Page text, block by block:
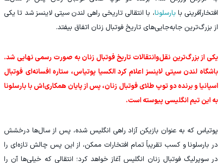
افتخارآفرینی با بارسلونا، با انتقالی تاریخی راهی لندن سیتی لاینسز شد تا یکی
از بزرگ‌ترین جابه‌جایی‌های تاریخ فوتبال زنان اتفاق بیفتد.
یکی از بزرگ‌ترین نقل‌وانتقالات تاریخ فوتبال زنان به صورت رسمی نهایی شد.
باشگاه لندن سیتی لاینسز اعلام کرد الکسیا پوتیاس، ستاره افسانه‌ای فوتبال
اسپانیا و برنده دو توپ طلای فوتبال زنان، پس از پایان همکاری‌اش با بارسلونا
به این تیم انگلیسی پیوسته است.
پوتیاس که به عنوان بازیکن آزاد راهی انگلیس شده، پس از سال‌ها درخشش
در بارسلونا و کسب تقریباً تمام افتخارات ممکن، از این پس چالش تازه‌ای را
در سوپرلیگ فوتبال زنان انگلیس آغاز خواهد کرد؛ انتقالی که خیلی‌ها آن را